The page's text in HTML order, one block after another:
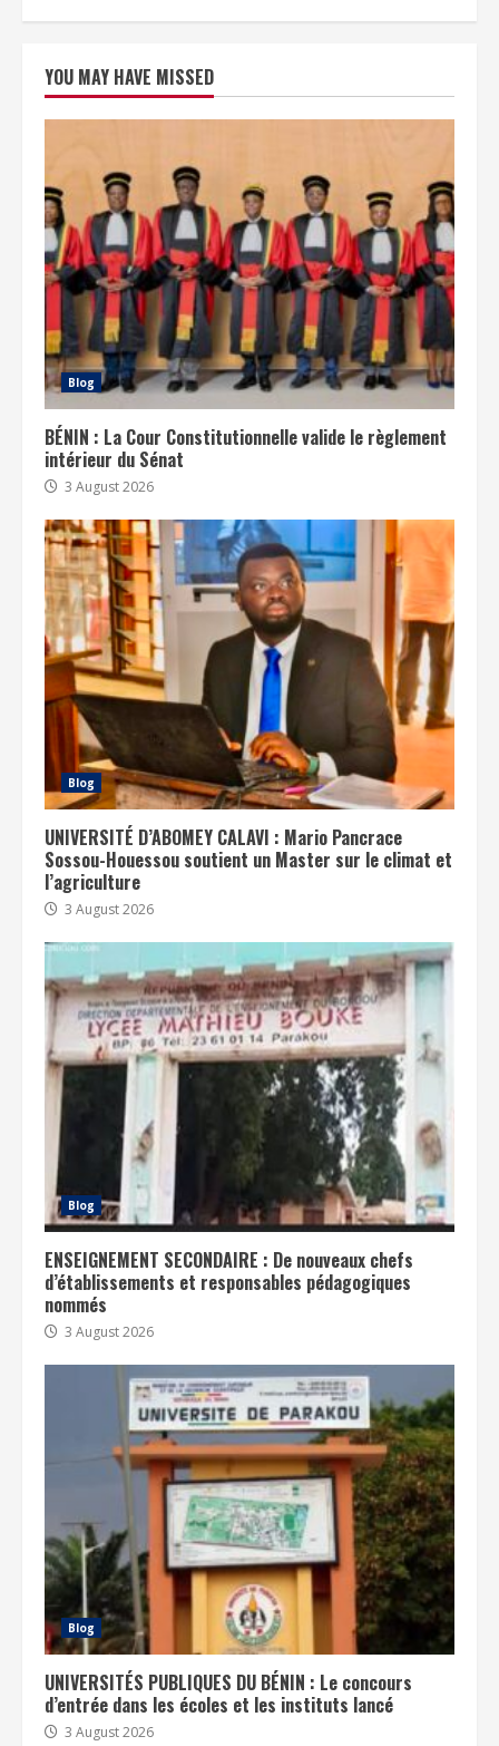
YOU MAY HAVE MISSED
Blog
BÉNIN : La Cour Constitutionnelle valide le règlement
intérieur du Sénat
3 August 2026
Blog
UNIVERSITÉ D’ABOMEY CALAVI : Mario Pancrace
Sossou-Houessou soutient un Master sur le climat et
l’agriculture
3 August 2026
Blog
ENSEIGNEMENT SECONDAIRE : De nouveaux chefs
d’établissements et responsables pédagogiques
nommés
3 August 2026
Blog
UNIVERSITÉS PUBLIQUES DU BÉNIN : Le concours
d’entrée dans les écoles et les instituts lancé
3 August 2026